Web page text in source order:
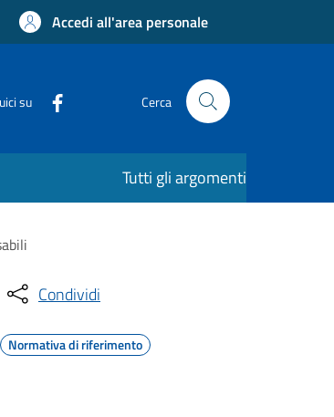
Accedi all'area personale
su Cerca
Tutti gli argomenti
Condividi
Normativa di riferimento